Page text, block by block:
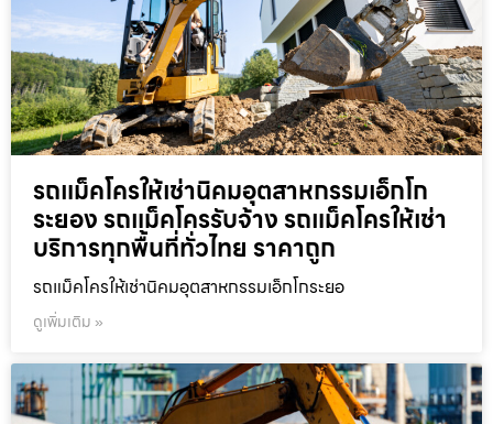
รถแม็คโครให้เช่านิคมอุตสาหกรรมเอ็กโก
ระยอง รถแม็คโครรับจ้าง รถแม็คโครให้เช่า
บริการทุกพื้นที่ทั่วไทย ราคาถูก
รถแม็คโครให้เช่านิคมอุตสาหกรรมเอ็กโกระยอ
ดูเพิ่มเติม »